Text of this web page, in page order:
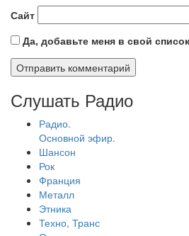
Сайт
Да, добавьте меня в свой
Слушать Радио
Радио.
Основной эфир.
Шансон
Рок
Франция
Металл
Этника
Техно, Транс